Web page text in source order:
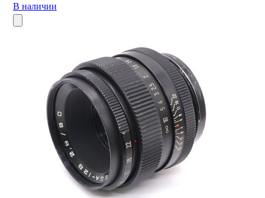
В наличии